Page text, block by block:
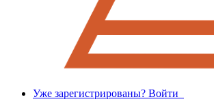
Уже зарегистрированы? Войти